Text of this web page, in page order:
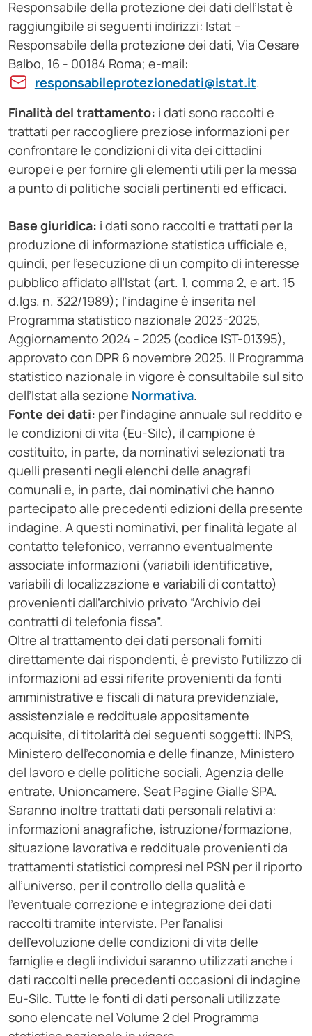
Responsabile della protezione dei dati dell’Istat è
raggiungibile ai seguenti indirizzi: Istat –
Responsabile della protezione dei dati, Via Cesare
Balbo, 16 - 00184 Roma; e-mail:
responsabileprotezionedati@istat.it.
Finalità del trattamento: i dati sono raccolti e
trattati per raccogliere preziose informazioni per
confrontare le condizioni di vita dei cittadini
europei e per fornire gli elementi utili per la messa
a punto di politiche sociali pertinenti ed efficaci.
Base giuridica: i dati sono raccolti e trattati per la
produzione di informazione statistica ufficiale e,
quindi, per l’esecuzione di un compito di interesse
pubblico affidato all’Istat (art. 1, comma 2, e art. 15
d.lgs. n. 322/1989); l’indagine è inserita nel
Programma statistico nazionale 2023-2025,
Aggiornamento 2024 - 2025 (codice IST-01395),
approvato con DPR 6 novembre 2025. Il Programma
statistico nazionale in vigore è consultabile sul sito
dell’Istat alla sezione Normativa.
Fonte dei dati: per l’indagine annuale sul reddito e
le condizioni di vita (Eu-Silc), il campione è
costituito, in parte, da nominativi selezionati tra
quelli presenti negli elenchi delle anagrafi
comunali e, in parte, dai nominativi che hanno
partecipato alle precedenti edizioni della presente
indagine. A questi nominativi, per finalità legate al
contatto telefonico, verranno eventualmente
associate informazioni (variabili identificative,
variabili di localizzazione e variabili di contatto)
provenienti dall’archivio privato “Archivio dei
contratti di telefonia fissa”.
Oltre al trattamento dei dati personali forniti
direttamente dai rispondenti, è previsto l’utilizzo di
informazioni ad essi riferite provenienti da fonti
amministrative e fiscali di natura previdenziale,
assistenziale e reddituale appositamente
acquisite, di titolarità dei seguenti soggetti: INPS,
Ministero dell’economia e delle finanze, Ministero
del lavoro e delle politiche sociali, Agenzia delle
entrate, Unioncamere, Seat Pagine Gialle SPA.
Saranno inoltre trattati dati personali relativi a:
informazioni anagrafiche, istruzione/formazione,
situazione lavorativa e reddituale provenienti da
trattamenti statistici compresi nel PSN per il riporto
all’universo, per il controllo della qualità e
l’eventuale correzione e integrazione dei dati
raccolti tramite interviste. Per l’analisi
dell’evoluzione delle condizioni di vita delle
famiglie e degli individui saranno utilizzati anche i
dati raccolti nelle precedenti occasioni di indagine
Eu-Silc. Tutte le fonti di dati personali utilizzate
sono elencate nel Volume 2 del Programma